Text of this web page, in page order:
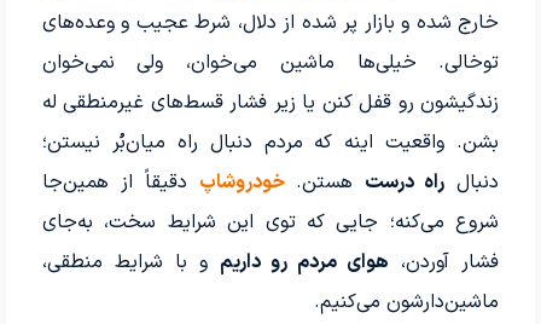
خارج شده و بازار پر شده از دلال، شرط عجیب و وعده‌های
توخالی. خیلی‌ها ماشین می‌خوان، ولی نمی‌خوان
زندگیشون رو قفل کنن یا زیر فشار قسط‌های غیرمنطقی له
بشن. واقعیت اینه که مردم دنبال راه میان‌بُر نیستن؛
دنبال راه درست هستن.خودروشاپ دقیقاً از همین‌جا
شروع می‌کنه؛ جایی که توی این شرایط سخت، به‌جای
فشار آوردن، هوای مردم رو داریم و با شرایط منطقی،
ماشین‌دارشون می‌کنیم.